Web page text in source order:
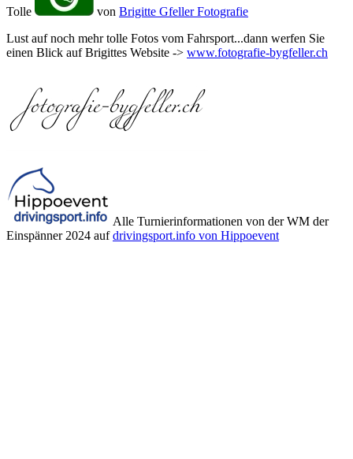
Tolle von Brigitte Gfeller Fotografie
Lust auf noch mehr tolle Fotos vom Fahrsport...dann werfen Sie
einen Blick auf Brigittes Website -> www.fotografie-bygfeller.ch
Alle Turnierinformationen von der WM der
Einspänner 2024 aufdrivingsport.info von Hippoevent